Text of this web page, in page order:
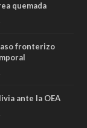
quemada
fronterizo
ante la OEA